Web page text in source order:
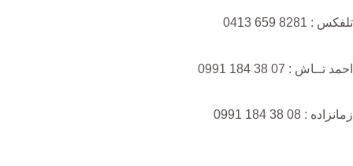
تلفکس : 8281 659 0413
احمد تــاش : 07 38 184 0991
زمانزاده : 08 38 184 0991